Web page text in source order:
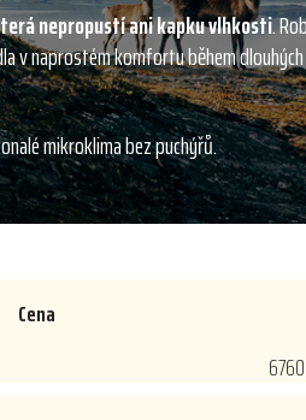
nepropustí ani kapku vlhkosti.
v naprostém komfortu během
mikroklima bez puchýřů.
Cena
6760